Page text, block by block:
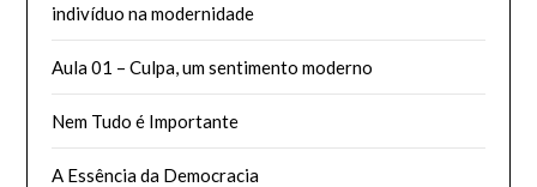
indivíduo na modernidade
Aula 01 – Culpa, um sentimento moderno
Nem Tudo é Importante
A Essência da Democracia